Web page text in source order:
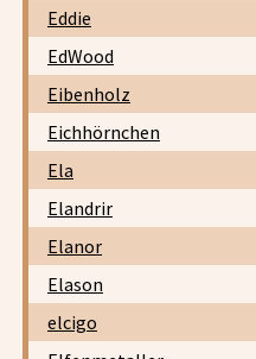
Eddie
EdWood
Eibenholz
Eichhörnchen
Ela
Elandrir
Elanor
Elason
elcigo